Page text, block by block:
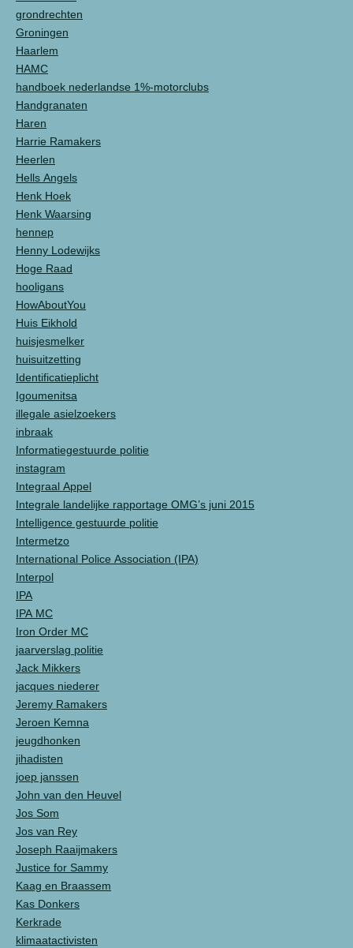
grondrechten
Groningen
Haarlem
HAMC
handboek nederlandse 1%-motorclubs
Handgranaten
Haren
Harrie Ramakers
Heerlen
Hells Angels
Henk Hoek
Henk Waarsing
hennep
Henny Lodewijks
Hoge Raad
hooligans
HowAboutYou
Huis Eikhold
huisjesmelker
huisuitzetting
Identificatieplicht
Igoumenitsa
illegale asielzoekers
inbraak
Informatiegestuurde politie
instagram
Integraal Appel
Integrale landelijke rapportage OMG’s juni 2015
Intelligence gestuurde politie
Intermetzo
International Police Association (IPA)
Interpol
IPA
IPA MC
Iron Order MC
jaarverslag politie
Jack Mikkers
jacques niederer
Jeremy Ramakers
Jeroen Kemna
jeugdhonken
jihadisten
joep janssen
John van den Heuvel
Jos Som
Jos van Rey
Joseph Raaijmakers
Justice for Sammy
Kaag en Braassem
Kas Donkers
Kerkrade
klimaatactivisten